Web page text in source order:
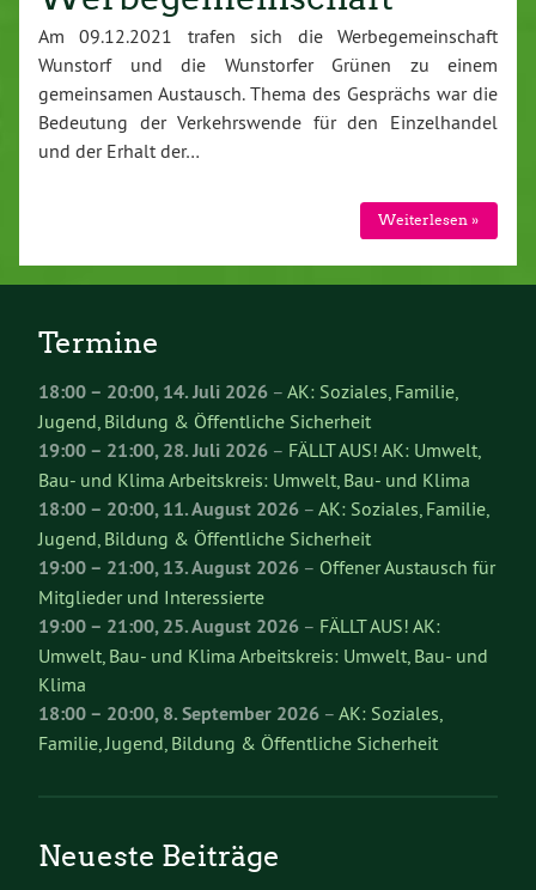
Am 09.12.2021 trafen sich die Werbegemeinschaft
Wunstorf und die Wunstorfer Grünen zu einem
gemeinsamen Austausch. Thema des Gesprächs war die
Bedeutung der Verkehrswende für den Einzelhandel
und der Erhalt der…
Weiterlesen »
Termine
18:00– 20:00,14. Juli 2026 – AK: Soziales, Familie,
Jugend, Bildung & Öffentliche Sicherheit
19:00– 21:00,28. Juli 2026 – FÄLLT AUS! AK: Umwelt,
Bau- und Klima Arbeitskreis: Umwelt, Bau- und Klima
18:00– 20:00,11. August 2026 – AK: Soziales, Familie,
Jugend, Bildung & Öffentliche Sicherheit
19:00– 21:00,13. August 2026 – Offener Austausch für
Mitglieder und Interessierte
19:00– 21:00,25. August 2026 – FÄLLT AUS! AK:
Umwelt, Bau- und Klima Arbeitskreis: Umwelt, Bau- und
Klima
18:00– 20:00,8. September 2026 – AK: Soziales,
Familie, Jugend, Bildung & Öffentliche Sicherheit
Neueste Beiträge